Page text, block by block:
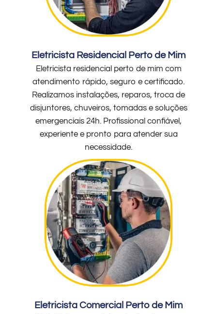
Eletricista Residencial Perto de Mim
Eletricista residencial perto de mim com
atendimento rápido, seguro e certificado.
Realizamos instalações, reparos, troca de
disjuntores, chuveiros, tomadas e soluções
emergenciais 24h. Profissional confiável,
experiente e pronto para atender sua
necessidade.
Eletricista Comercial Perto de Mim